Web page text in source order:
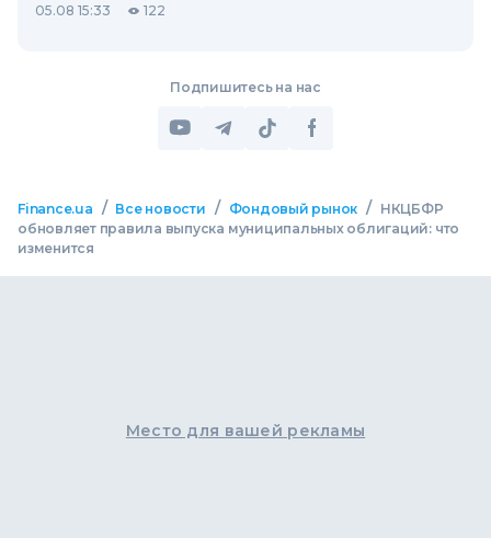
05.08 15:33 122
Подпишитесь на нас
Finance.ua / Все новости / Фондовый рынок /
НКЦБФР
обновляет правила выпуска муниципальных облигаций: что
изменится
Место для вашей рекламы